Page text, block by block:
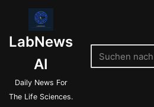
Inhalt
springen
LabNews
AI
Daily News For
The Life Sciences.